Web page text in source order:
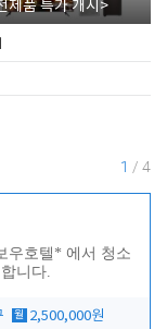
제품 특가 개시>
1 / 4
우호텔* 에서 청소
니다.
월 2,500,000원